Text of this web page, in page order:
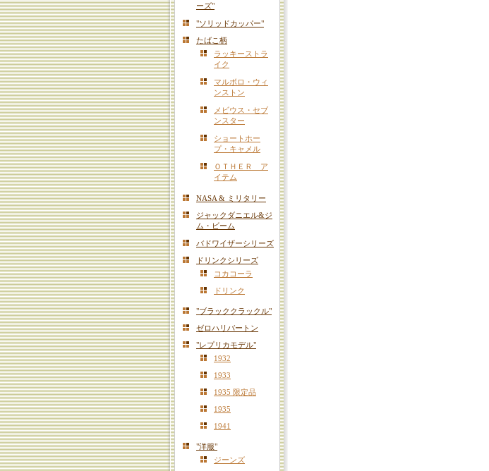
ーズ"
"ソリッドカッパー"
たばこ柄
ラッキーストラ
イク
マルボロ・ウィ
ンストン
メビウス・セブ
ンスター
ショートホー
プ・キャメル
ＯＴＨＥＲ ア
イテム
NASA & ミリタリー
ジャックダニエル&ジ
ム・ビーム
バドワイザーシリーズ
ドリンクシリーズ
コカコーラ
ドリンク
"ブラッククラックル"
ゼロハリバートン
"レプリカモデル"
1932
1933
1935 限定品
1935
1941
"洋服"
ジーンズ